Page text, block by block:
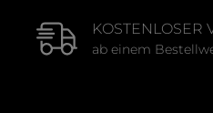
KOSTENLOSER
ab einem